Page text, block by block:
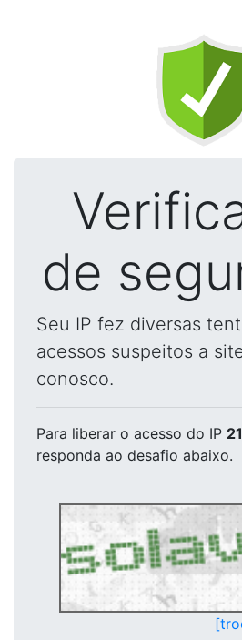
de
Seu IP fez diversas
acessos suspeitos a
conosco.
Para liberar o acesso do IP
responda ao desafio abaixo.